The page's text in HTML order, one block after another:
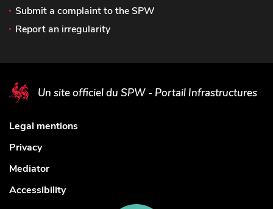
Submit a complaint to the SPW
Report an irregularity
Un site officiel du SPW - Portail Infrastructures
Legal mentions
Privacy
Mediator
Accessibility